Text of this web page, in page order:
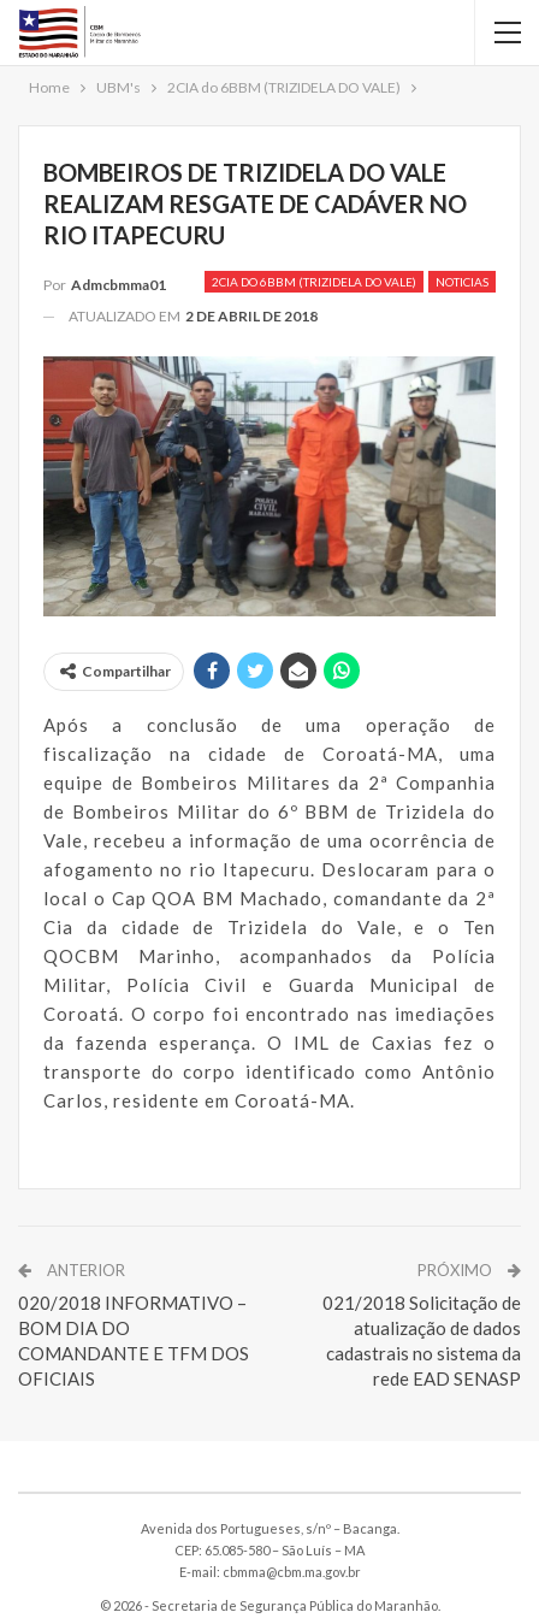
Home UBM's 2CIA do 6BBM (TRIZIDELA DO VALE)
BOMBEIROS DE TRIZIDELA DO VALE
REALIZAM RESGATE DE CADÁVER NO
RIO ITAPECURU
2CIA DO 6BBM (TRIZIDELA DO VALE) NOTICIAS
Por Admcbmma01
ATUALIZADO EM 2 DE ABRIL DE 2018
Compartilhar
Após a conclusão de uma operação de
fiscalização na cidade de Coroatá-MA, uma
equipe de Bombeiros Militares da 2ª Companhia
de Bombeiros Militar do 6º BBM de Trizidela do
Vale, recebeu a informação de uma ocorrência de
afogamento no rio Itapecuru. Deslocaram para o
local o Cap QOA BM Machado, comandante da 2ª
Cia da cidade de Trizidela do Vale, e o Ten
QOCBM Marinho, acompanhados da Polícia
Militar, Polícia Civil e Guarda Municipal de
Coroatá. O corpo foi encontrado nas imediações
da fazenda esperança. O IML de Caxias fez o
transporte do corpo identificado como Antônio
Carlos, residente em Coroatá-MA.
ANTERIOR
020/2018 INFORMATIVO –
BOM DIA DO
COMANDANTE E TFM DOS
OFICIAIS
PRÓXIMO
021/2018 Solicitação de
atualização de dados
cadastrais no sistema da
rede EAD SENASP
Avenida dos Portugueses, s/nº – Bacanga.
CEP: 65.085-580 – São Luís – MA
E-mail: cbmma@cbm.ma.gov.br
© 2026 - Secretaria de Segurança Pública do Maranhão.